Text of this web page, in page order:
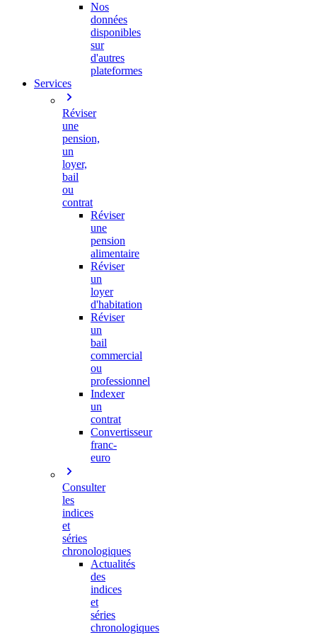
Nos
données
disponibles
sur
d'autres
plateformes
Services
Réviser
une
pension,
un
loyer,
bail
ou
contrat
Réviser
une
pension
alimentaire
Réviser
un
loyer
d'habitation
Réviser
un
bail
commercial
ou
professionnel
Indexer
un
contrat
Convertisseur
franc-
euro
Consulter
les
indices
et
séries
chronologiques
Actualités
des
indices
et
séries
chronologiques